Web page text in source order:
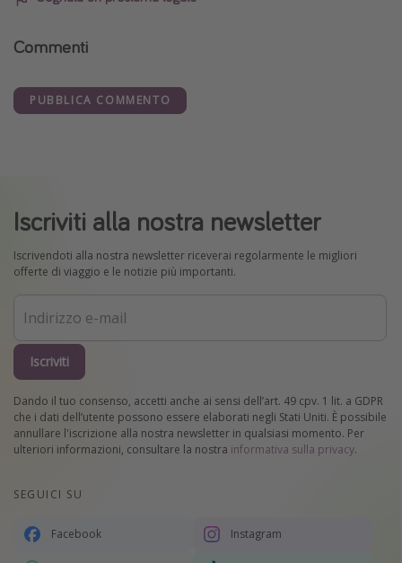
Commenti
PUBBLICA COMMENTO
Iscriviti alla nostra newsletter
Iscrivendoti alla nostra newsletter riceverai regolarmente le migliori
offerte di viaggio e le notizie più importanti.
Iscriviti
Dando il tuo consenso, accetti anche ai sensi dell’art. 49 cpv. 1 lit. a GDPR
che i dati dell’utente possono essere elaborati negli Stati Uniti. È possibile
annullare l'iscrizione alla nostra newsletter in qualsiasi momento. Per
ulteriori informazioni, consultare la nostra informativa sulla privacy.
SEGUICI SU
Facebook Instagram